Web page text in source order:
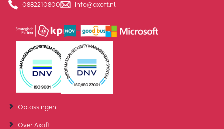
0882210800 info@axoft.nl
Oplossingen
Over Axoft